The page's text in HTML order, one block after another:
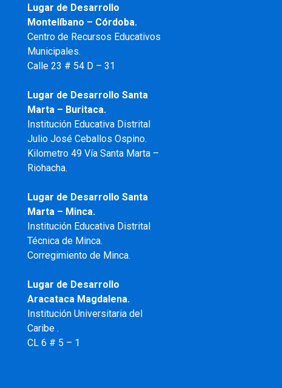
Lugar de Desarrollo
Montelíbano – Córdoba.
Centro de Recursos Educativos
Municipales.
Calle 23 # 54 D – 31
Lugar de Desarrollo Santa
Marta – Buritaca.
Institución Educativa Distrital
Julio José Ceballos Ospino.
Kilometro 49 Vía Santa Marta –
Riohacha.
Lugar de Desarrollo Santa
Marta – Minca.
Institución Educativa Distrital
Técnica de Minca.
Corregimiento de Minca.
Lugar de Desarrollo
Aracataca Magdalena.
Institución Universitaria del
Caribe .
CL 6 # 5 – 1